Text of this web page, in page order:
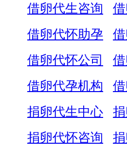
借卵代生咨询
借卵代怀助孕
借卵代怀公司
借卵代孕机构
捐卵代生中心
捐卵代怀咨询